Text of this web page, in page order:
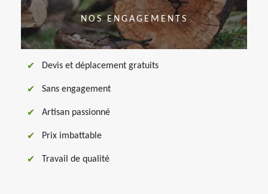
NOS ENGAGEMENTS
Devis et déplacement gratuits
Sans engagement
Artisan passionné
Prix imbattable
Travail de qualité